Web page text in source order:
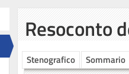
Resoconto
Stenografico Sommario